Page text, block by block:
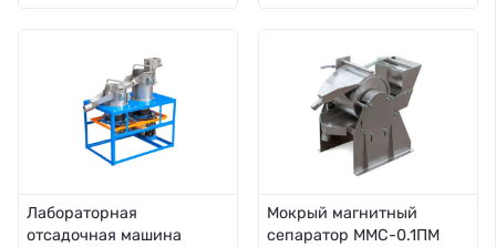
Лабораторная
отсадочная машина
Мокрый магнитный
сепаратор ММС-0.1ПМ